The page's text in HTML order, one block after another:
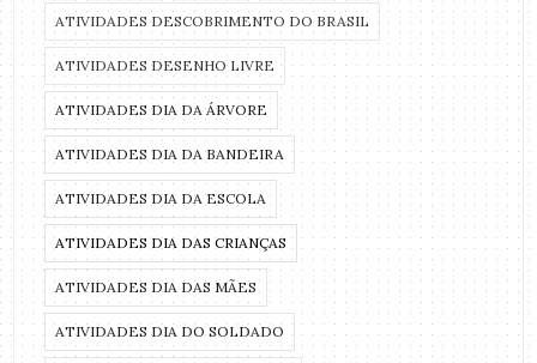
ATIVIDADES DESCOBRIMENTO DO BRASIL
ATIVIDADES DESENHO LIVRE
ATIVIDADES DIA DA ÁRVORE
ATIVIDADES DIA DA BANDEIRA
ATIVIDADES DIA DA ESCOLA
ATIVIDADES DIA DAS CRIANÇAS
ATIVIDADES DIA DAS MÃES
ATIVIDADES DIA DO SOLDADO